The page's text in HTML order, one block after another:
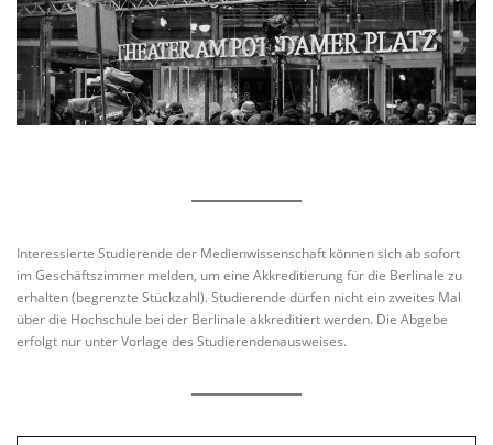
Interessierte Studierende der Medienwissenschaft können sich ab sofort
im Geschäftszimmer melden, um eine Akkreditierung für die Berlinale zu
erhalten (begrenzte Stückzahl). Studierende dürfen nicht ein zweites Mal
über die Hochschule bei der Berlinale akkreditiert werden. Die Abgebe
erfolgt nur unter Vorlage des Studierendenausweises.